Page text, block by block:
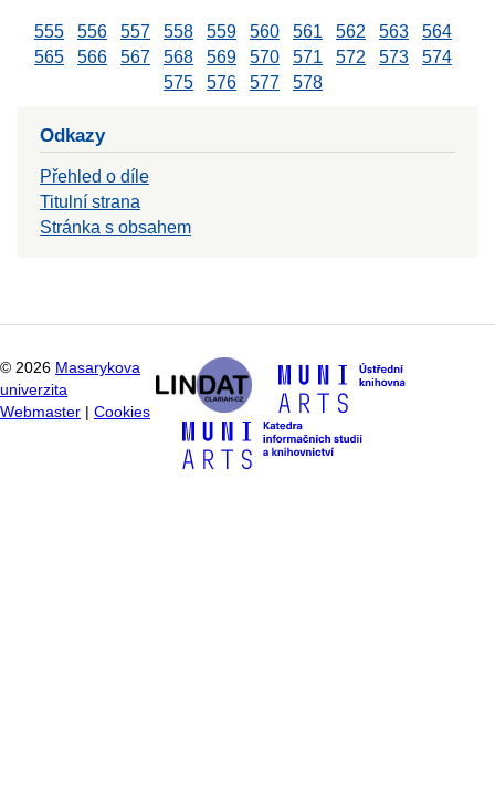
555 556 557 558 559 560 561 562 563
564
565
566 567 568 569 570 571 572 573
574
575
576 577 578
Odkazy
Přehled o díle
Titulní strana
Stránka s obsahem
© 2026 Masarykova
univerzita
Webmaster
Cookies